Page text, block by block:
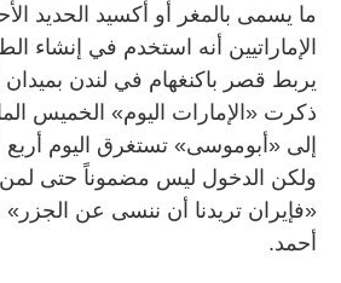
ما يسمى بالمغر أو أكسيد الحديد
الإماراتيين أنه استخدم في إنشاء
يربط قصر باكنغهام في لندن
ذكرت «الإمارات اليوم» الخميس
إلى «أبوموسى» تستغرق اليوم
ولكن الدخول ليس مضموناً حتى لمن
«فإيران تريدنا أن ننسى عن
أحمد.